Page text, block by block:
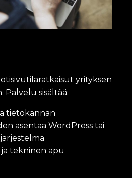
yrityksen
Palvelu sisältää:
tietokannan
asentaa WordPress tai
tekninen apu